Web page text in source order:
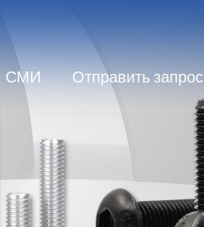
СМИ Отправить запрос